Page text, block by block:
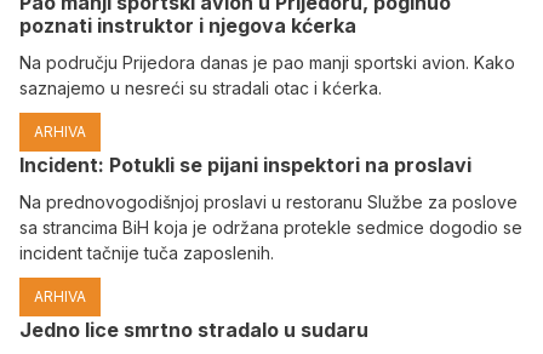
poznati instruktor i njegova kćerka
Na području Prijedora danas je pao manji sportski avion. Kako
saznajemo u nesreći su stradali otac i kćerka.
ARHIVA
Incident: Potukli se pijani inspektori na proslavi
Na prednovogodišnjoj proslavi u restoranu Službe za poslove
sa strancima BiH koja je održana protekle sedmice dogodio se
incident tačnije tuča zaposlenih.
ARHIVA
Јedno lice smrtno stradalo u sudaru